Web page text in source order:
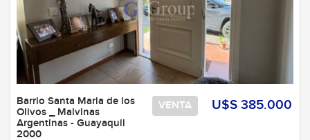
U$S 385.000
VENTA
Barrio Santa Maria de los
Olivos _ Malvinas
Argentinas - Guayaquil
2000